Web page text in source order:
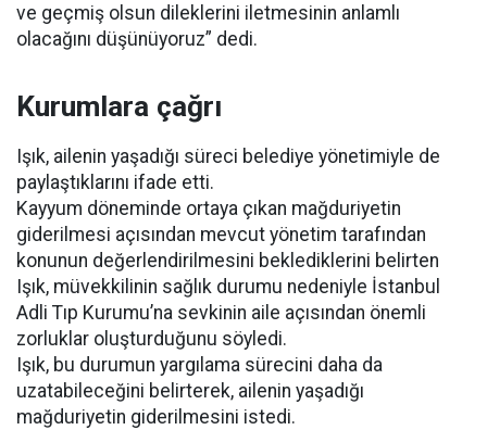
ve geçmiş olsun dileklerini iletmesinin anlamlı
olacağını düşünüyoruz” dedi.
Kurumlara çağrı
Işık, ailenin yaşadığı süreci belediye yönetimiyle de
paylaştıklarını ifade etti.
Kayyum döneminde ortaya çıkan mağduriyetin
giderilmesi açısından mevcut yönetim tarafından
konunun değerlendirilmesini beklediklerini belirten
Işık, müvekkilinin sağlık durumu nedeniyle İstanbul
Adli Tıp Kurumu’na sevkinin aile açısından önemli
zorluklar oluşturduğunu söyledi.
Işık, bu durumun yargılama sürecini daha da
uzatabileceğini belirterek, ailenin yaşadığı
mağduriyetin giderilmesini istedi.